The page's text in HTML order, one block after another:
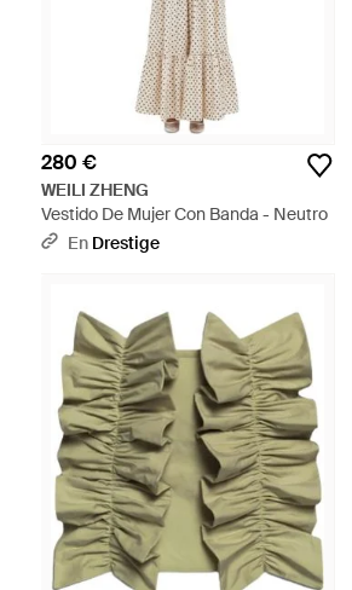
280 €
WEILI ZHENG
Vestido De Mujer Con Banda - Neutro
En Drestige